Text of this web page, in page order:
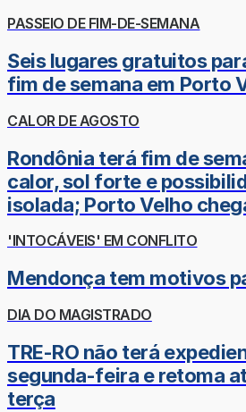
PASSEIO DE FIM-DE-SEMANA
Seis lugares gratuitos
fim de semana em Porto
CALOR DE AGOSTO
Rondônia terá fim de
calor, sol forte e
isolada; Porto Velho
'INTOCÁVEIS' EM CONFLITO
Mendonça tem motivos
DIA DO MAGISTRADO
TRE-RO não terá
segunda-feira e retoma
terça